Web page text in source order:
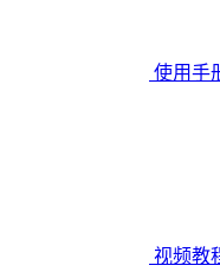
使用手
视频教